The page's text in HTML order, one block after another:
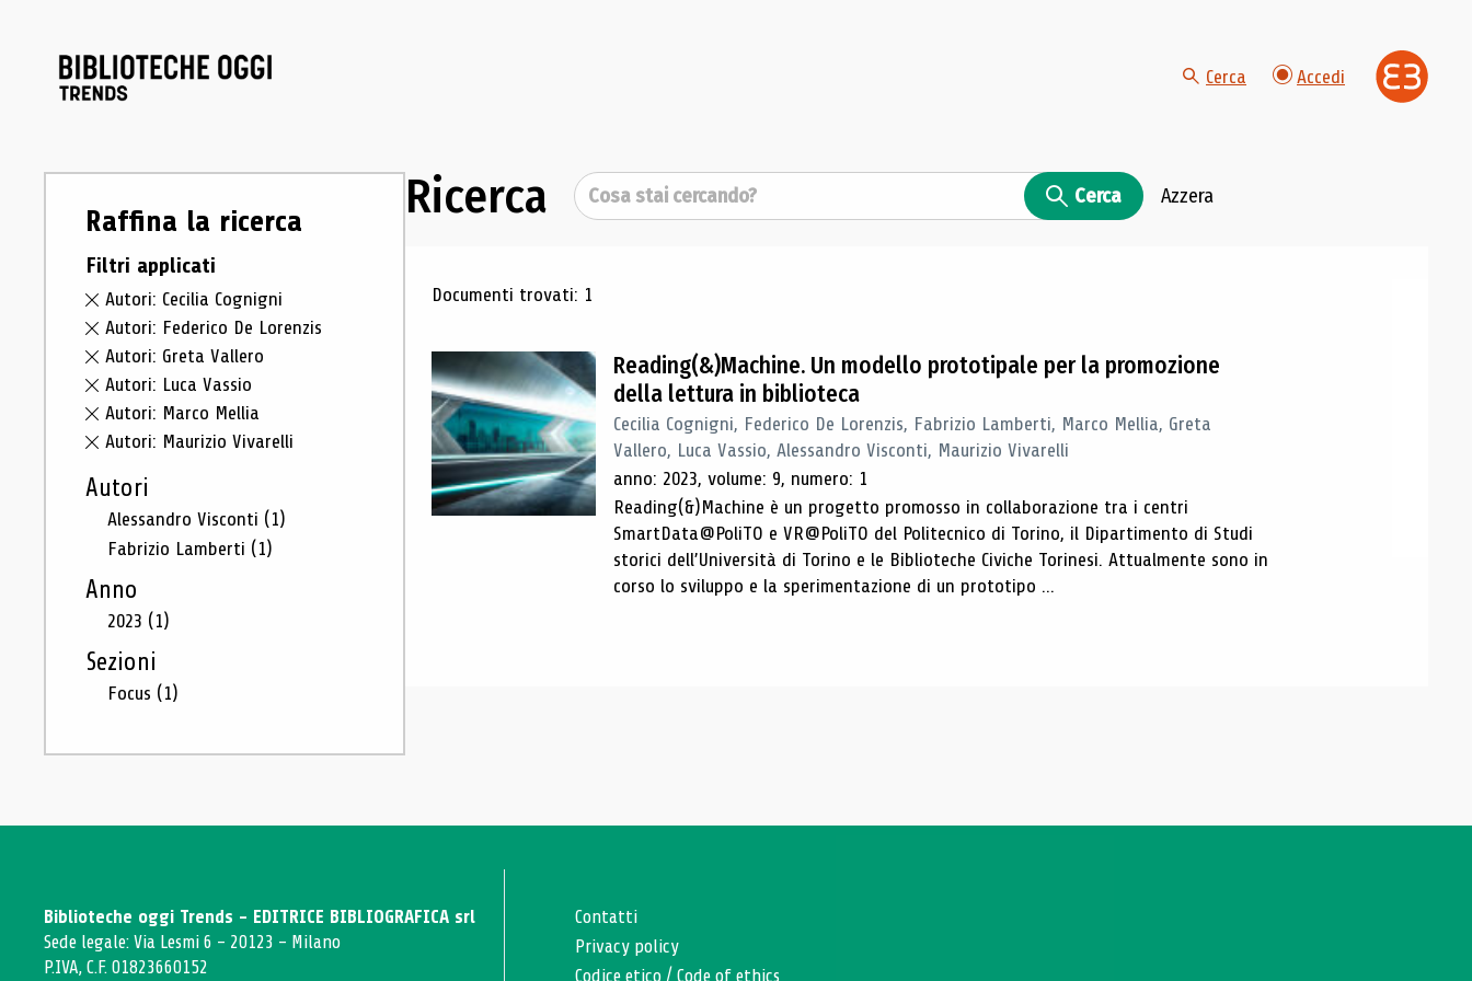
Cerca Accedi
Raffina la ricerca
Filtri applicati
Autori: Cecilia Cognigni
Autori: Federico De Lorenzis
Autori: Greta Vallero
Autori: Luca Vassio
Autori: Marco Mellia
Autori: Maurizio Vivarelli
Autori
Alessandro Visconti (1)
Fabrizio Lamberti (1)
Anno
2023 (1)
Sezioni
Focus (1)
Ricerca Cerca Cerca Azzera
Risultati di ricerca
Documenti trovati: 1
Reading(&)Machine. Un modello prototipale per la promozione
della lettura in biblioteca
Cecilia Cognigni, Federico De Lorenzis, Fabrizio Lamberti, Marco Mellia, Greta
Vallero, Luca Vassio, Alessandro Visconti, Maurizio Vivarelli
anno: 2023, volume: 9, numero: 1
Reading(&)Machine è un progetto promosso in collaborazione tra i centri
SmartData@PoliTO e VR@PoliTO del Politecnico di Torino, il Dipartimento di Studi
storici dell’Università di Torino e le Biblioteche Civiche Torinesi. Attualmente sono in
corso lo sviluppo e la sperimentazione di un prototipo ...
Biblioteche oggi Trends - EDITRICE BIBLIOGRAFICA srl
Sede legale: Via Lesmi 6 - 20123 - Milano
P.IVA, C.F. 01823660152
Contatti
Privacy policy
Codice etico /Code of ethics